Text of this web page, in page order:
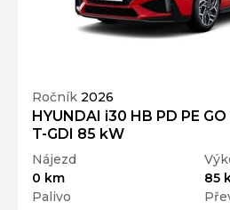
Ročník 2026
HYUNDAI i30 HB PD PE
T-GDI 85 kW
Nájezd
0 km
85
Palivo